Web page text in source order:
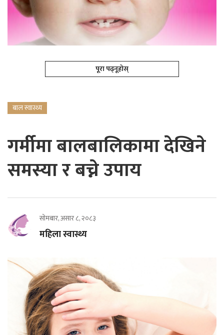
पूरा पढ्नूहोस्
बाल स्वास्थ्य
गर्मीमा बालबालिकामा देखिने
समस्या र बच्ने उपाय
सोमबार, असार ८, २०८३
महिला स्वास्थ्य